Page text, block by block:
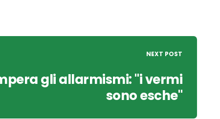
NEXT POST
gli allarmismi: "i vermi
sono esche"